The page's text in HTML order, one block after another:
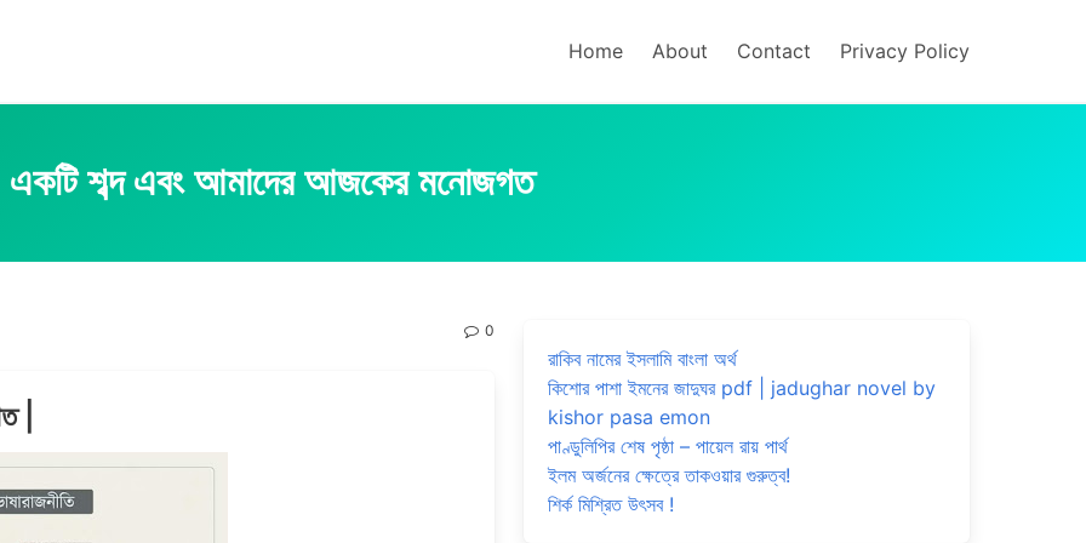
Home About Contact Privacy Policy
একটি শব্দ এবং আমাদের আজকের মনোজগত
0
|
রাকিব নামের ইসলামি বাংলা অর্থ
কিশোর পাশা ইমনের জাদুঘর pdf | jadughar novel by
kishor pasa emon
পাণ্ডুলিপির শেষ পৃষ্ঠা – পায়েল রায় পার্থ
ইলম অর্জনের ক্ষেত্রে তাকওয়ার গুরুত্ব!
শির্ক মিশ্রিত উৎসব !